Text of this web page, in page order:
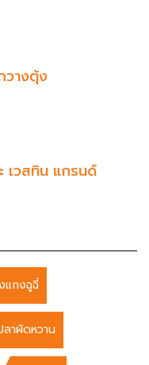
วางตุ้ง
เวสทิน แกรนด์
แกงฉูฉี่
ลาผัดหวาน